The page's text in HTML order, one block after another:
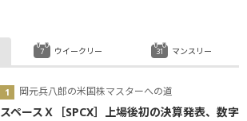
岡元兵八郎の米国株マスターへの道
スペースＸ［SPCX］上場後初の決算発表、数字
ウイークリー マンスリー